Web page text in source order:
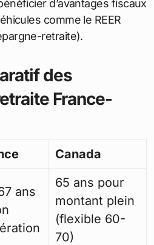
d’avantages fiscaux
comme le REER
retraite).
des
France-
Canada
ans
65 ans pour
montant plein
(flexible 60-
70)